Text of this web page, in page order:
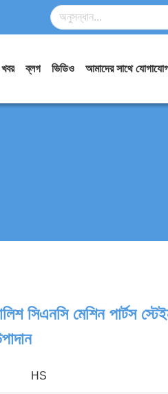
খবর ব্লগ ভিডিও
সিএনসি মেশিন পার্টস
HS